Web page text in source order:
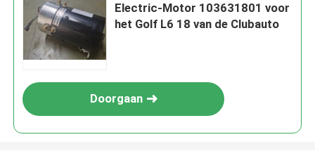
Electric-Motor 103631801 voor
het Golf L6 18 van de Clubauto
Doorgaan